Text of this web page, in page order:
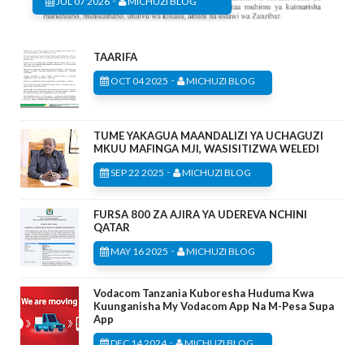
TAARIFA
OCT 04 2025 - MICHUZI BLOG
TUME YAKAGUA MAANDALIZI YA UCHAGUZI
MKUU MAFINGA MJI, WASISITIZWA WELEDI
SEP 22 2025 - MICHUZI BLOG
FURSA 800 ZA AJIRA YA UDEREVA NCHINI
QATAR
MAY 16 2025 - MICHUZI BLOG
Vodacom Tanzania Kuboresha Huduma Kwa
Kuunganisha My Vodacom App Na M-Pesa Supa
App
-